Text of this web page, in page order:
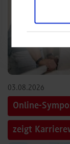
03.08.2026
Online-
zeigt